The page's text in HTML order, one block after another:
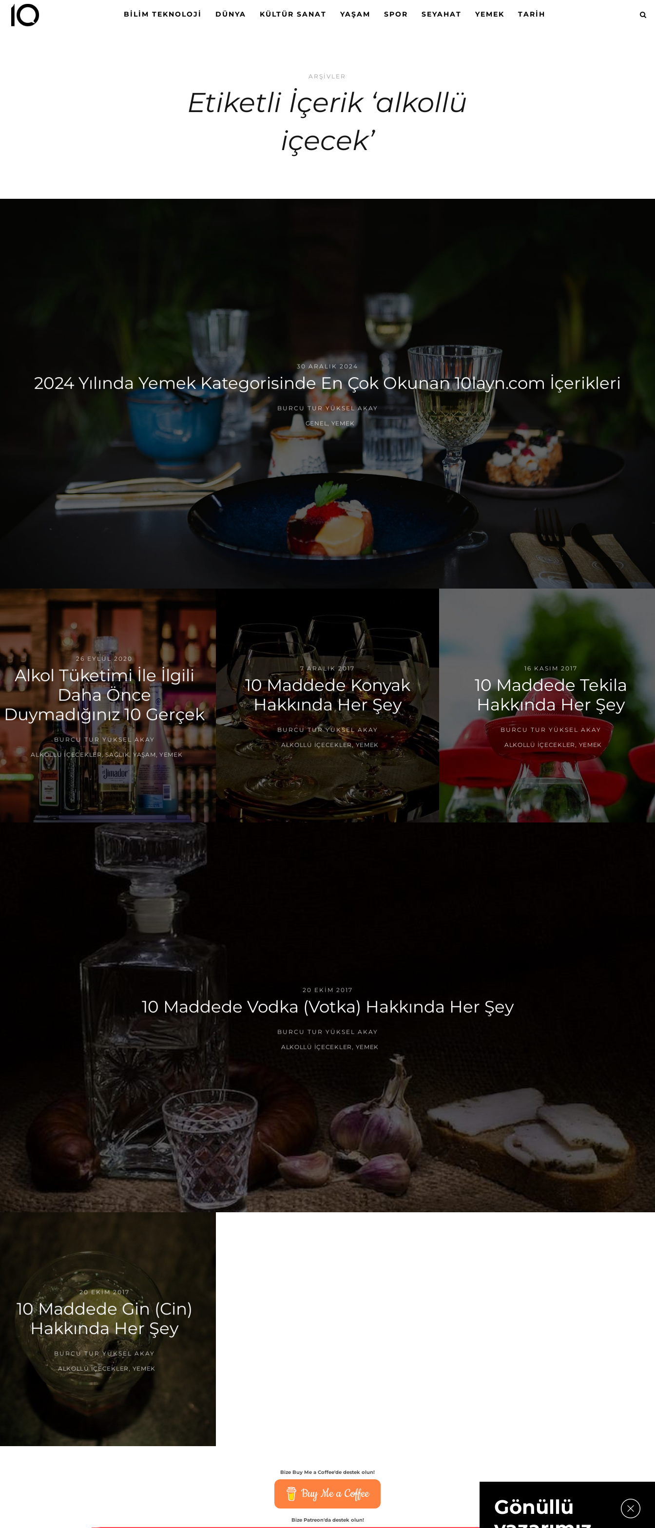
BILIM TEKNOLOJI DÜNYA KÜLTÜR SANAT YAŞAM SPOR SEYAHAT YEMEK TARIH
ARŞIVLER
Etiketli İçerik ‘alkollü
içecek’
30 ARALIK 2024
2024 Yılında Yemek Kategorisinde En Çok Okunan 10layn.com İçerikleri
BURCU TUR YÜKSEL AKAY
GENEL YEMEK
26 EYLÜL 2020
Alkol Tüketimi İle İlgili
Daha Önce
Duymadığınız 10 Gerçek
BURCU TUR YÜKSEL AKAY
ALKOLLÜ İÇECEKLER ,SAĞLIK YAŞAM YEMEK
7 ARALIK 2017
10 Maddede Konyak
Hakkında Her Şey
BURCU TUR YÜKSEL AKAY
ALKOLLÜ İÇECEKLER,YEMEK
16 KASIM 2017
10 Maddede Tekila
Hakkında Her Şey
BURCU TUR YÜKSEL AKAY
ALKOLLÜ İÇECEKLER , YEMEK
20 EKIM 2017
10 Maddede Vodka (Votka) Hakkında Her Şey
BURCU TUR YÜKSEL AKAY
ALKOLLÜ İÇECEKLER YEMEK
20 EKIM 2017
10 Maddede Gin (Cin)
Hakkında Her Şey
BURCU TUR YÜKSEL AKAY
ALKOLLÜ İÇECEKLER YEMEK
Bize Buy Me a Coffee'de destek olun!
Buy Me a Coffee
Bize Patreon'da destek olun!
Gönüllü